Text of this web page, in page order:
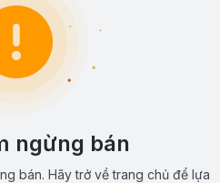
ngừng bán
bán. Hãy trở về trang chủ để lựa